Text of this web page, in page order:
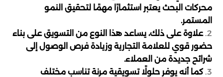
محركات البحث يعتبر استثمارًا مهمًا لتحقيق النمو
المستمر.
علاوة على ذلك، يساعد هذا النوع من التسويق على بناء
حضور قوي للعلامة التجارية وزيادة فرص الوصول إلى
شرائح جديدة من العملاء.
كما أنه يوفر حلولًا تسويقية مرنة تناسب مختلف